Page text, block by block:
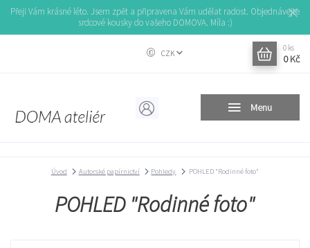
Přeji Vám krásné léto. Jsem zpět a připravena Vám udělat radost. Objednávejte
srdcové kousky do vašeho DOMOVA. Míla :)
Menu
CZK
0 ks
0 Kč
Úvod Autorské papírnictví Pohledy POHLED "Rodinné foto"
POHLED "Rodinné foto"